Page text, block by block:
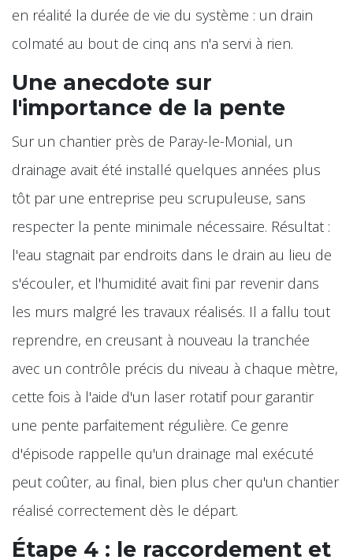
en réalité la durée de vie du système : un drain
colmaté au bout de cinq ans n'a servi à rien.
Une anecdote sur
l'importance de la pente
Sur un chantier près de Paray-le-Monial, un
drainage avait été installé quelques années plus
tôt par une entreprise peu scrupuleuse, sans
respecter la pente minimale nécessaire. Résultat :
l'eau stagnait par endroits dans le drain au lieu de
s'écouler, et l'humidité avait fini par revenir dans
les murs malgré les travaux réalisés. Il a fallu tout
reprendre, en creusant à nouveau la tranchée
avec un contrôle précis du niveau à chaque mètre,
cette fois à l'aide d'un laser rotatif pour garantir
une pente parfaitement régulière. Ce genre
d'épisode rappelle qu'un drainage mal exécuté
peut coûter, au final, bien plus cher qu'un chantier
réalisé correctement dès le départ.
Étape 4 : le raccordement et